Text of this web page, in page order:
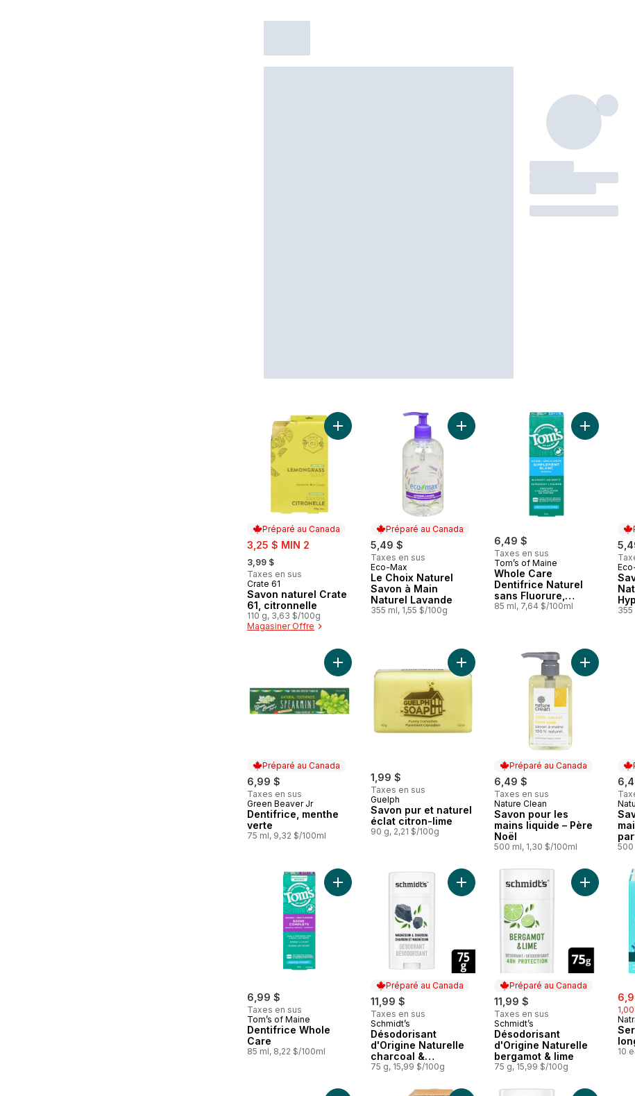
Préparé au Canada
sale:
3,25 $ MIN 2
, formerly:
3,99 $
Taxes en sus
Préparé au Canada
Crate 61
Savon naturel Crate
61, citronnelle
110 g, 3,63 $/100g
Magasiner Offre
Ajouter Savon naturel Crate 61, citronnelle au panier
Préparé au Canada
5,49 $
Taxes en sus
Préparé au Canada
Eco-Max
Le Choix Naturel
Savon à Main
Naturel Lavande
355 ml, 1,55 $/100g
Ajouter Le Choix Naturel Savon à
6,49 $
Taxes en sus
Tom’s of Maine
Whole Care
Dentifrice Naturel
sans Fluorure,
Menthe
85 ml, 7,64 $/100ml
Ajouter
355
Préparé au Canada
6,99 $
Taxes en sus
Préparé au Canada
Green Beaver Jr
Dentifrice, menthe
verte
75 ml, 9,32 $/100ml
Ajouter Dentifrice, menthe verte au panier
1,99 $
Taxes en sus
Guelph
Savon pur et naturel
éclat citron-lime
90 g, 2,21 $/100g
Ajouter Savon pur et naturel éclat
Préparé au Canada
6,49 $
Taxes en sus
Préparé au Canada
Nature Clean
Savon pour les
mains liquide – Père
Noël
500 ml, 1,30 $/100ml
Ajouter
500
6,99 $
Taxes en sus
Tom’s of Maine
Dentifrice Whole
Care
85 ml, 8,22 $/100ml
Ajouter Dentifrice Whole Care au panier
Préparé au Canada
11,99 $
Taxes en sus
Préparé au Canada
Schmidt’s
Désodorisant
d'Origine Naturelle
charcoal &
magnesium
75 g, 15,99 $/100g
Ajouter Désodorisant d'Origine
Préparé au Canada
11,99 $
Taxes en sus
Préparé au Canada
Schmidt’s
Désodorisant
d'Origine Naturelle
bergamot & lime
75 g, 15,99 $/100g
Ajouter
10